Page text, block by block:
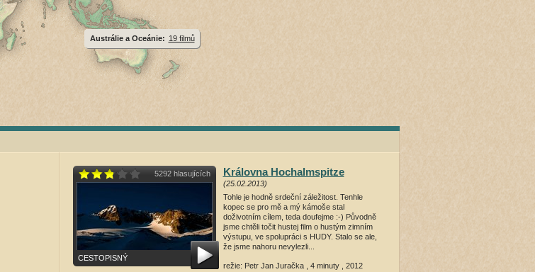
Austrálie a Oceánie: 19 filmů
5292 hlasujících
CESTOPISNÝ
Královna Hochalmspitze
(25.02.2013)
Tohle je hodně srdeční záležitost. Tenhle
kopec se pro mě a mý kámoše stal
doživotním cílem, teda doufejme :-) Původně
jsme chtěli točit hustej film o hustým zimním
výstupu, ve spolupráci s HUDY. Stalo se ale,
že jsme nahoru nevylezli...
režie: Petr Jan Juračka , 4 minuty , 2012